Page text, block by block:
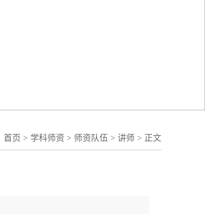
首页 > 学科师资 > 师资队伍 > 讲师 > 正文